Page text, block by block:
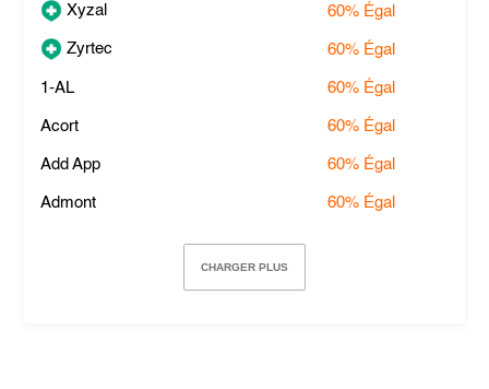
Xyzal 60% Égal
Zyrtec 60% Égal
1-AL 60% Égal
Acort 60% Égal
Add App 60% Égal
Admont 60% Égal
CHARGER PLUS